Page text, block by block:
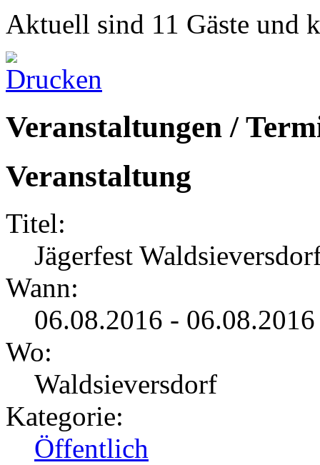
Aktuell sind 11 Gäste und
Veranstaltungen /
Veranstaltung
Titel:
Jägerfest
Wann:
06.08.2016 -
Wo:
Waldsieversdorf
Kategorie:
Öffentlich